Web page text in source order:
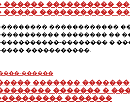
������ ����������
����� �����������
������������
�������� ��
�������� �
�����������.
������
�������
������� �
�������